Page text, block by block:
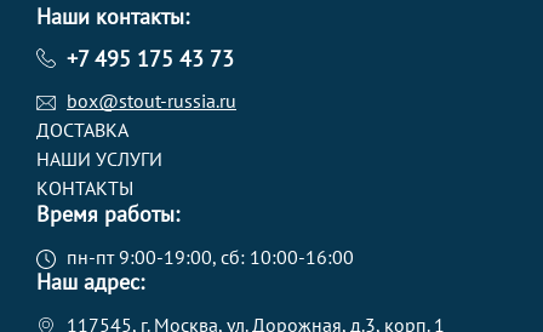
Наши контакты:
+7 495 175 43 73
box@stout-russia.ru
ДОСТАВКА
НАШИ УСЛУГИ
КОНТАКТЫ
Время работы:
пн-пт 9:00-19:00, сб: 10:00-16:00
Наш адрес:
117545, г. Москва, ул. Дорожная, д.3, корп. 1